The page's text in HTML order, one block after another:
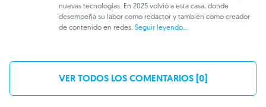
nuevas tecnologías. En 2025 volvió a esta casa, donde
desempeña su labor como redactor y también como creador
de contenido en redes.Seguir leyendo...
VER TODOS LOS COMENTARIOS [0]